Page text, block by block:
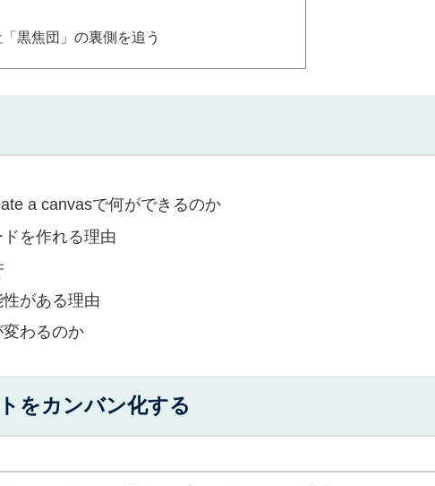
黒焦団」の裏側を追う
a canvasで何ができるのか
を作れる理由
がある理由
わるのか
をカンバン化する